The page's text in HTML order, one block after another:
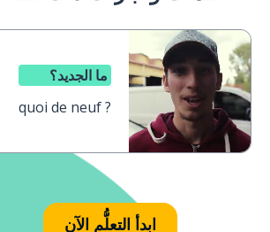
ما الجديد؟
quoi de neuf ?
ابدأ التعلُّم الآن